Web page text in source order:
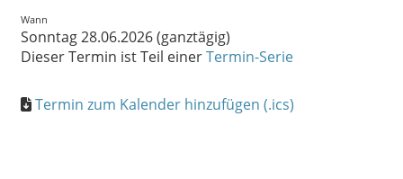
Wann
Sonntag 28.06.2026 (ganztägig)
Dieser Termin ist Teil einerTermin-Serie
Termin zum Kalender hinzufügen (.ics)